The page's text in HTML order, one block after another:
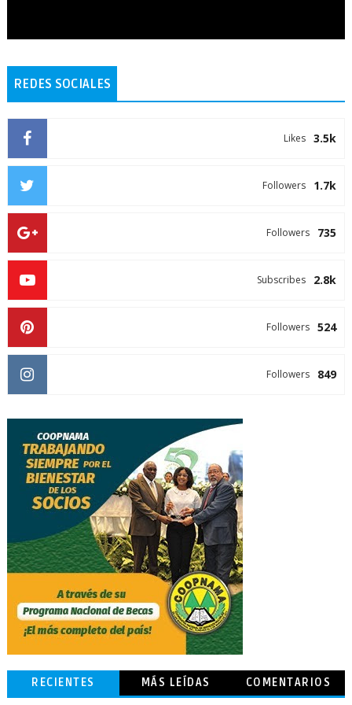
REDES SOCIALES
3.5k
Likes
1.7k
Followers
735
Followers
2.8k
Subscribes
524
Followers
849
Followers
RECIENTES MÁS LEÍDAS COMENTARIOS